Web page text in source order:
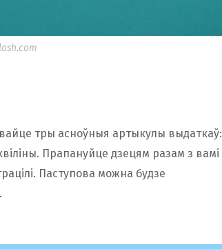
тры асноўныя артыкулы выдаткаў:
Прапануйце дзецям разам з вамі
Паступова можна будзе